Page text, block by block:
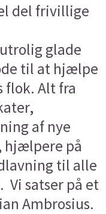
del frivillige
glade
til at hjælpe
flok. Alt fra
af nye
hjælpere på
til alle
satser på et
Ambrosius.